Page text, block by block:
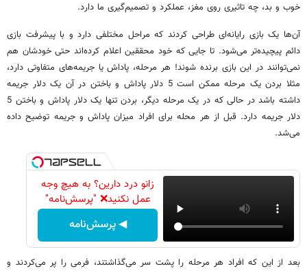
خوب و بد، چه تاثیری روی مغز،‌ عملکرد و تصمیم‌گیری ما دارد.
آن‌ها یک بازی رایانه‌ای طراحی کردند که مراحل مختلفی دارد و با پیشرفت بازی
دائم پیچیده‌تر می‌شود. تا جایی که خود محققین اعلام کرده‌اند حتی خودشان هم
نمی‌توانند در این بازی برنده شوند! هر مرحله،‌ پاداش یا جریمه‌های متفاوتی دارد،
مثلا بردن یک مرحله ممکن است 5 دلار پاداش و باختن در آن یک دلار جریمه
داشته باشد در حالی که در یک مرحله دیگر،‌ بردن تنها یک دلار پاداش و باختن 5
دلار جریمه دارد. قبل از هر محله برای افراد میزان پاداش و جریمه توضیح داده
می‌شد.
زانو درد دارین؟ به هیچ وجه
عمل نکنید❌ "پرسش‌نامه"
◀ پرسش‌نامه
بعد از این که افراد هر مرحله را پشت سر می‌گذاشتند،‌ فرمی را پر می‌کردند و